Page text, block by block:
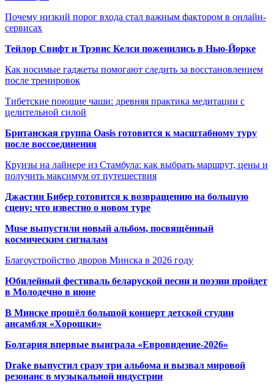
Почему низкий порог входа стал важным фактором в онлайн-
сервисах
Тейлор Свифт и Трэвис Келси поженились в Нью-Йорке
Как носимые гаджеты помогают следить за восстановлением
после тренировок
Тибетские поющие чаши: древняя практика медитации с
целительной силой
Британская группа Oasis готовится к масштабному туру
после воссоединения
Круизы на лайнере из Стамбула: как выбрать маршрут, цены и
получить максимум от путешествия
Джастин Бибер готовится к возвращению на большую
сцену: что известно о новом туре
Muse выпустили новый альбом, посвящённый
космическим сигналам
Благоустройство дворов Минска в 2026 году
Юбилейный фестиваль беларуской песни и поэзии пройдет
в Молодечно в июне
В Минске прошёл большой концерт детской студии
ансамбля «Хорошки»
Болгария впервые выиграла «Евровидение-2026»
Drake выпустил сразу три альбома и вызвал мировой
резонанс в музыкальной индустрии